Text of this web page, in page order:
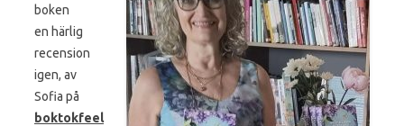
boken
en härlig
recension
igen, av
Sofia på
boktokfeel